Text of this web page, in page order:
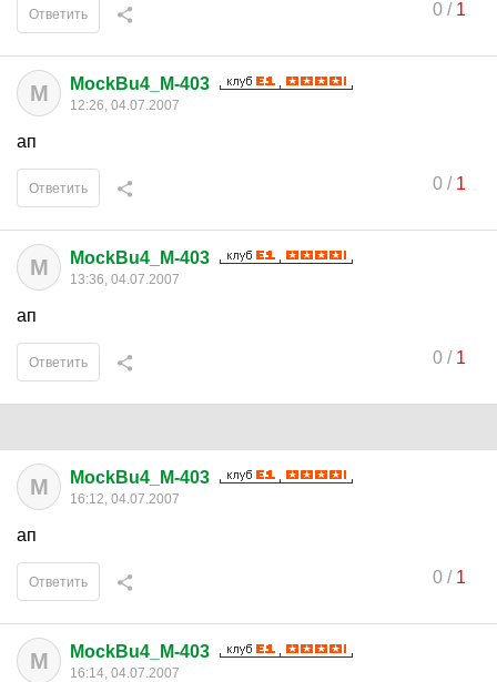
0/ 1
Ответить
M MockBu4_M-403
12:26, 04.07.2007
ап
0/ 1
Ответить
M MockBu4_M-403
13:36, 04.07.2007
ап
0/ 1
Ответить
M MockBu4_M-403
16:12, 04.07.2007
ап
0/ 1
Ответить
M MockBu4_M-403
16:14, 04.07.2007